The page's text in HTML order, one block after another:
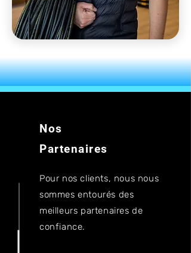
Nos
Partenaires
Pour nos clients, nous nous
sommes entourés des
meilleurs partenaires de
confiance.